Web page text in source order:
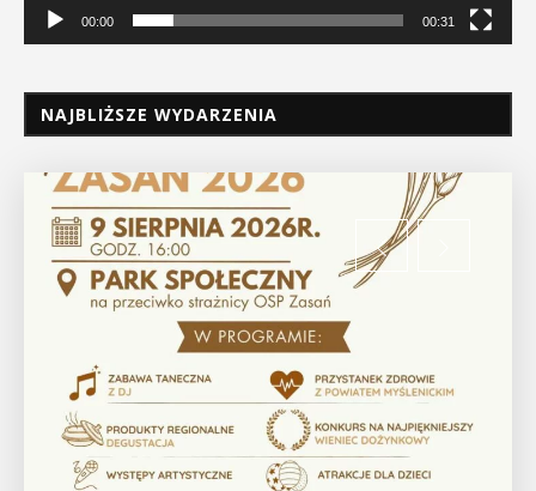
00:00 00:31
NAJBLIŻSZE WYDARZENIA